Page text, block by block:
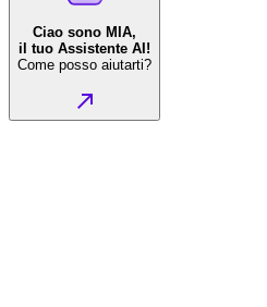
Ciao sono MIA,
il tuo Assistente AI!
Come posso aiutarti?